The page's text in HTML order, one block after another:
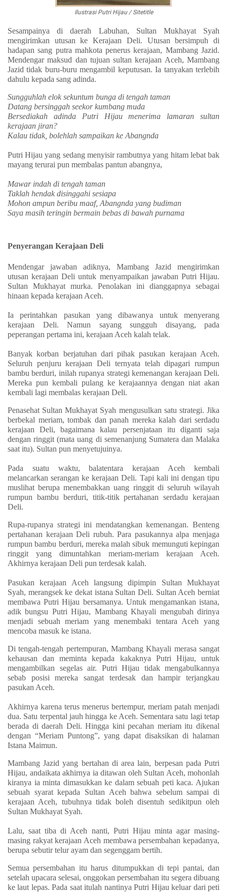
Ilustrasi Putri Hijau /Sitetitle
Sesampainya di daerah Labuhan, Sultan Mukhayat Syah
mengirimkan utusan ke Kerajaan Deli. Utusan bersimpuh di
hadapan sang putra mahkota penerus kerajaan, Mambang Jazid.
Mendengar maksud dan tujuan sultan kerajaan Aceh, Mambang
Jazid tidak buru-buru mengambil keputusan. Ia tanyakan terlebih
dahulu kepada sang adinda.
Sungguhlah elok sekuntum bunga di tengah taman
Datang bersinggah seekor kumbang muda
Bersediakah adinda Putri Hijau menerima lamaran sultan
kerajaan jiran?
Kalau tidak, bolehlah sampaikan ke Abangnda
Putri Hijau yang sedang menyisir rambutnya yang hitam lebat bak
mayang terurai pun membalas pantun abangnya,
Mawar indah di tengah taman
Taklah hendak disinggahi sesiapa
Mohon ampun beribu maaf, Abangnda yang budiman
Saya masih teringin bermain bebas di bawah purnama
Penyerangan Kerajaan Deli
Mendengar jawaban adiknya, Mambang Jazid mengirimkan
utusan kerajaan Deli untuk menyampaikan jawaban Putri Hijau.
Sultan Mukhayat murka. Penolakan ini dianggapnya sebagai
hinaan kepada kerajaan Aceh.
Ia perintahkan pasukan yang dibawanya untuk menyerang
kerajaan Deli. Namun sayang sungguh disayang, pada
peperangan pertama ini, kerajaan Aceh kalah telak.
Banyak korban berjatuhan dari pihak pasukan kerajaan Aceh.
Seluruh penjuru kerajaan Deli ternyata telah dipagari rumpun
bambu berduri, inilah rupanya strategi kemenangan kerajaan Deli.
Mereka pun kembali pulang ke kerajaannya dengan niat akan
kembali lagi membalas kerajaan Deli.
Penasehat Sultan Mukhayat Syah mengusulkan satu strategi. Jika
berbekal meriam, tombak dan panah mereka kalah dari serdadu
kerajaan Deli, bagaimana kalau persenjataan itu diganti saja
dengan ringgit (mata uang di semenanjung Sumatera dan Malaka
saat itu). Sultan pun menyetujuinya.
Pada suatu waktu, balatentara kerajaan Aceh kembali
melancarkan serangan ke kerajaan Deli. Tapi kali ini dengan tipu
muslihat berupa menembakkan uang ringgit di seluruh wilayah
rumpun bambu berduri, titik-titik pertahanan serdadu kerajaan
Deli.
Rupa-rupanya strategi ini mendatangkan kemenangan. Benteng
pertahanan kerajaan Deli rubuh. Para pasukannya alpa menjaga
rumpun bambu berduri, mereka malah sibuk memunguti kepingan
ringgit yang dimuntahkan meriam-meriam kerajaan Aceh.
Akhirnya kerajaan Deli pun terdesak kalah.
Pasukan kerajaan Aceh langsung dipimpin Sultan Mukhayat
Syah, merangsek ke dekat istana Sultan Deli. Sultan Aceh berniat
membawa Putri Hijau bersamanya. Untuk mengamankan istana,
adik bungsu Putri Hijau, Mambang Khayali mengubah dirinya
menjadi sebuah meriam yang menembaki tentara Aceh yang
mencoba masuk ke istana.
Di tengah-tengah pertempuran, Mambang Khayali merasa sangat
kehausan dan meminta kepada kakaknya Putri Hijau, untuk
mengambilkan segelas air. Putri Hijau tidak mengabulkannya
sebab posisi mereka sangat terdesak dan hampir terjangkau
pasukan Aceh.
Akhirnya karena terus menerus bertempur, meriam patah menjadi
dua. Satu terpental jauh hingga ke Aceh. Sementara satu lagi tetap
berada di daerah Deli. Hingga kini pecahan meriam itu dikenal
dengan “Meriam Puntong”, yang dapat disaksikan di halaman
Istana Maimun.
Mambang Jazid yang bertahan di area lain, berpesan pada Putri
Hijau, andaikata akhirnya ia ditawan oleh Sultan Aceh, mohonlah
kiranya ia minta dimasukkan ke dalam sebuah peti kaca. Ajukan
sebuah syarat kepada Sultan Aceh bahwa sebelum sampai di
kerajaan Aceh, tubuhnya tidak boleh disentuh sedikitpun oleh
Sultan Mukhayat Syah.
Lalu, saat tiba di Aceh nanti, Putri Hijau minta agar masing-
masing rakyat kerajaan Aceh membawa persembahan kepadanya,
berupa sebutir telur ayam dan segenggam bertih.
Semua persembahan itu harus ditumpukkan di tepi pantai, dan
setelah upacara selesai, onggokan persembahan itu segera dibuang
ke laut lepas. Pada saat itulah nantinya Putri Hijau keluar dari peti